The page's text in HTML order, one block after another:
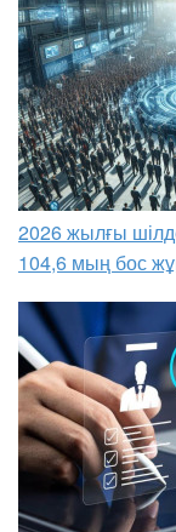
2026 жылғы
104,6 мың бос